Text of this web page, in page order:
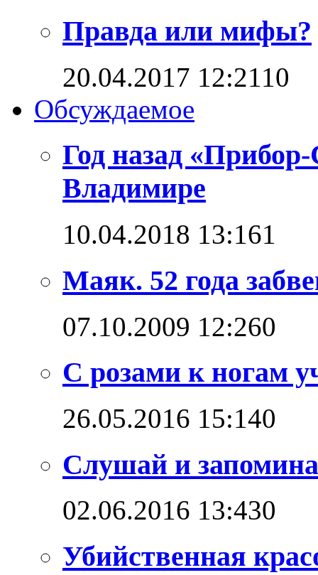
Правда или мифы?
20.04.2017 12:2110
Обсуждаемое
Год назад
Владимире
10.04.2018 13:161
Маяк. 52 года
07.10.2009 12:260
С розами к ногам
26.05.2016 15:140
Слушай и
02.06.2016 13:430
Убийственная